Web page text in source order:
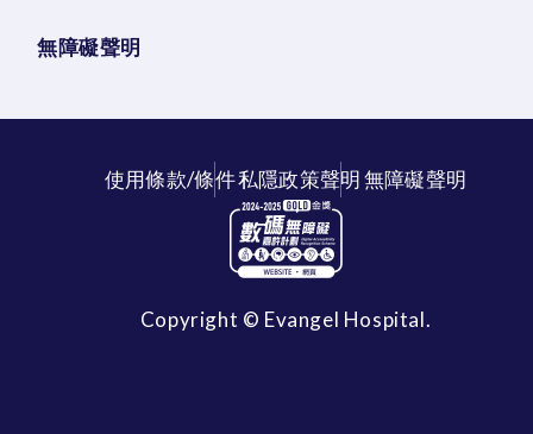
無障礙聲明
使用條款/條件私隱政策聲明無障礙聲明
Copyright © Evangel Hospital.